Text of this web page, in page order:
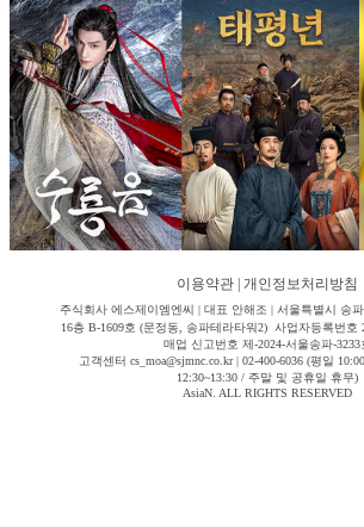
이용약관 개인정보처리방침
주식회사 에스제이엠엔씨 | 대표 안해조 | 서울특별시 송
16층 B-1609호 (문정동, 송파테라타워2) 사업자등록번호
매업 신고번호 제-2024-서울송파-3233
고객센터 cs_moa@sjmnc.co.kr | 02-400-6036 (평일
12:30~13:30 / 주말 및 공휴일 휴무)
AsiaN. ALL RIGHTS RESERVED